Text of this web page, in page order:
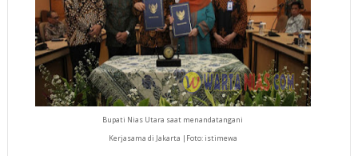
Bupati Nias Utara saat menandatangani
Kerjasama di Jakarta |Foto: istimewa